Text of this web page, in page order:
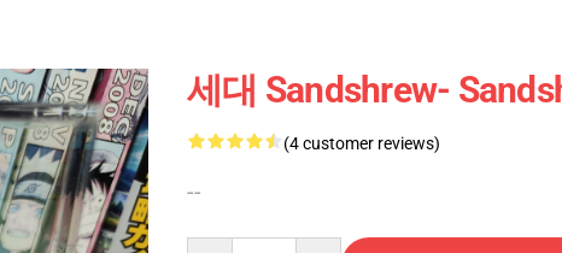
세대 Sandshrew-
(4 customer reviews)
--